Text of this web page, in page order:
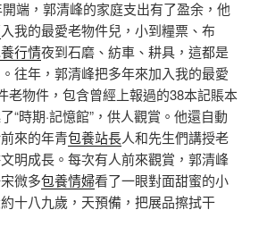
端，郭清峰的家庭支出有了盈余，他
入我的最愛老物件兒，小到糧票、布
行情夜到石磨、紡車、耕具，這都是
往年，郭清峰把多年來加入我的最愛
老物件，包含曾經上報過的38本記賬本
“時期·記憶館”，供人觀賞。他還自動
來的年青包養站長人和先生們講授老
明成長。每次有人前來觀賞，郭清峰
微多包養情婦看了一眼對面甜蜜的小
十八九歲，天預備，把展品擦拭干